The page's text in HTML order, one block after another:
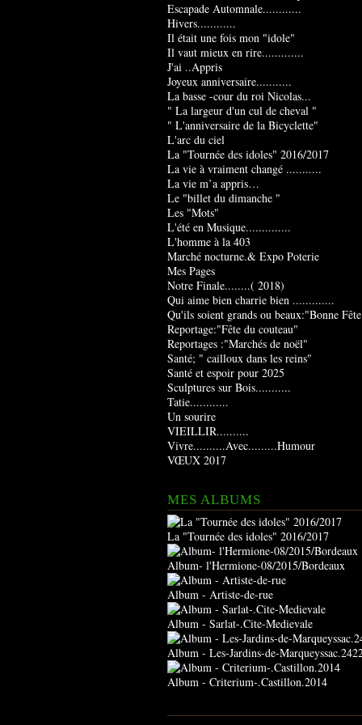
Escapade Automnale............
Hivers............
Il était une fois mon "idole"
Il vaut mieux en rire.............
J'ai ..Appris
Joyeux anniversaire...........
La basse -cour du roi Nicolas...
" La largeur d'un cul de cheval "
" L'anniversaire de la Bicyclette"
L'arc du ciel
La "Tournée des idoles" 2016/2017
La vie à vraiment changé ...........
La vie m’a appris…
Le "billet du dimanche "
Les "Mots"
L'été en Musique..............
L'homme à la 403
Marché nocturne.& Expo Poterie
Mes Pages
Notre Finale........( 2018)
Qui aime bien charrie bien .............
Qu'ils soient grands ou beaux:"Bonne
Reportage:"Fête du couteau"
Reportages :"Marchés de noël"
Santé; " cailloux dans les reins"
Santé et espoir pour 2025
Sculptures sur Bois...........
Tatie............
Un sourire
VIEILLIR..........
Vivre..........Avec.........Humour
VŒUX 2017
MES ALBUMS
La "Tournée des idoles" 2016/2017
Album- l'Hermione-08/2015/Bordeaux
Album - Artiste-de-rue
Album - Sarlat-.Cite-Medievale
Album - Les-Jardins-de-
Album - Criterium-.Castillon.2014